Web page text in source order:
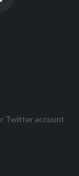
Twitter account